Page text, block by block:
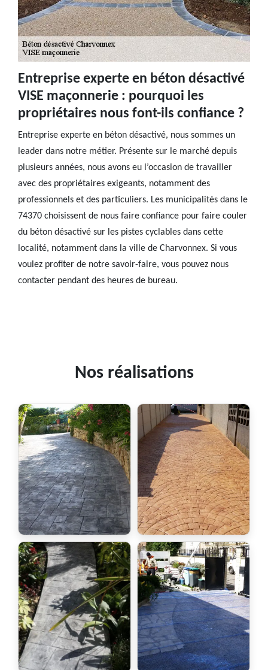
Entreprise experte en béton désactivé
VISE maçonnerie : pourquoi les
propriétaires nous font-ils confiance ?
Entreprise experte en béton désactivé, nous sommes un
leader dans notre métier. Présente sur le marché depuis
plusieurs années, nous avons eu l’occasion de travailler
avec des propriétaires exigeants, notamment des
professionnels et des particuliers. Les municipalités dans le
74370 choisissent de nous faire confiance pour faire couler
du béton désactivé sur les pistes cyclables dans cette
localité, notamment dans la ville de Charvonnex. Si vous
voulez profiter de notre savoir-faire, vous pouvez nous
contacter pendant des heures de bureau.
Nos réalisations